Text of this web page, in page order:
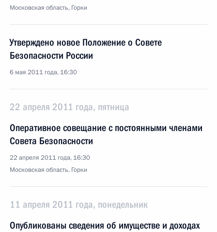
Московская область, Горки
Утверждено новое Положение о Совете
Безопасности России
6 мая 2011 года, 16:30
22 апреля 2011 года, пятница
Оперативное совещание с постоянными членами
Совета Безопасности
22 апреля 2011 года, 16:30
Московская область, Горки
11 апреля 2011 года, понедельник
Опубликованы сведения об имуществе и доходах